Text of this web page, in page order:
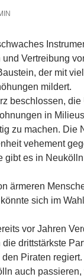
Vertreibung
der mit
mildert.
beschlossen,
in
zu machen. Die
vehement
gibt es in
ärmeren
sich im
vor Jahren
drittstärkste
Piraten regiert.
auch